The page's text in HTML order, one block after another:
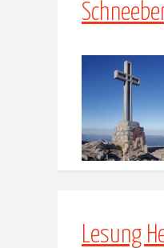
Lesung